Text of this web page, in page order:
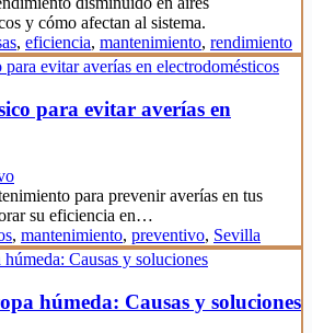
y cómo afectan al sistema.
, eficiencia, mantenimiento, rendimiento
para evitar averías en
para prevenir averías en tus
su eficiencia en…
, mantenimiento, preventivo, Sevilla
húmeda: Causas y soluciones